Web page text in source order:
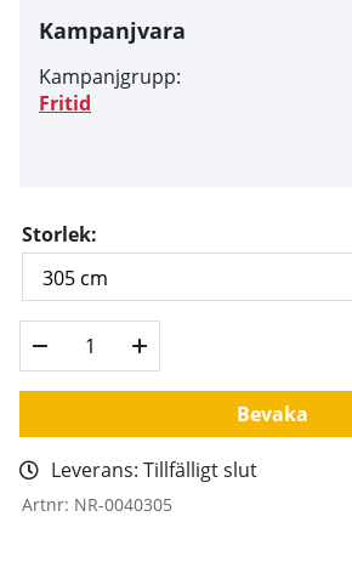
Kampanjvara
Kampanjgrupp:
Fritid
Storlek:
Bevaka
Leverans: Tillfälligt slut
Artnr: NR-0040305